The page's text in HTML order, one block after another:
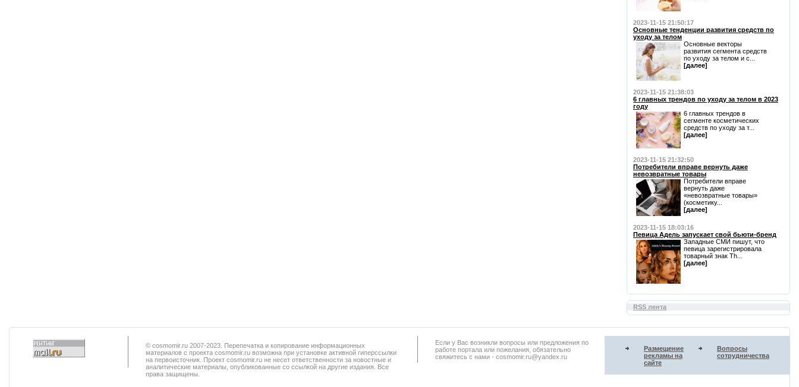
2023-11-15 21:50:17
Основные тенденции развития средств по
уходу за телом
Основные векторы
развития сегмента средств
по уходу за телом и с...
[далее]
2023-11-15 21:38:03
6 главных трендов по уходу за телом в 2023
году
6 главных трендов в
сегменте косметических
средств по уходу за т...
[далее]
2023-11-15 21:32:50
Потребители вправе вернуть даже
невозвратные товары
Потребители вправе
вернуть даже
«невозвратные товары»
(косметику...
[далее]
2023-11-15 18:03:16
Певица Адель запускает свой бьюти-бренд
Западные СМИ пишут, что
певица зарегистрировала
товарный знак Th...
[далее]
RSS лента
© cosmomir.ru 2007-2023. Перепечатка и копирование информационных
материалов с проекта cosmomir.ru возможна при установке активной гиперссылки
на первоисточник. Проект cosmomir.ru не несет ответственности за новостные и
аналитические материалы, опубликованные со ссылкой на другие издания. Все
права защищены.
Если у Вас возникли вопросы или предложения по
работe портала или пожелания, обязательно
свяжитесь с нами - cosmomir.ru@yandex.ru
Размещение
рекламы на
сайте
Вопросы
сотрудничества